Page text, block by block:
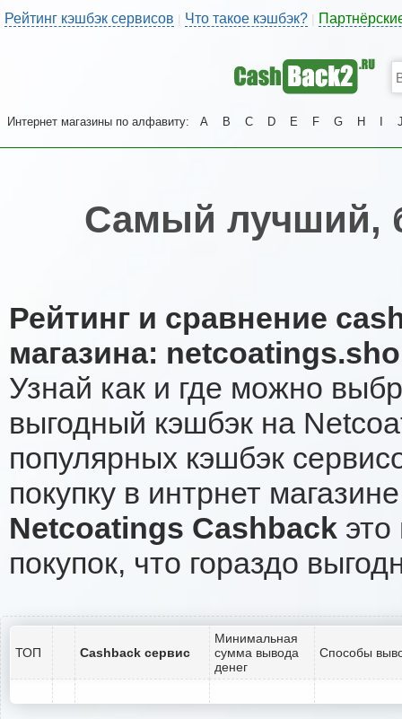
Рейтинг кэшбэк сервисов | Что такое кэшбэк?
Интернет магазины по алфавиту: A B C D E F G H
Самый лучший,
Рейтинг и сравнение
магазина:
Узнай как и где можно
выгодный кэшбэк на
популярных кэшбэк
покупку в интрнет
Netcoatings Cashback
покупок, что гораздо
ТОП Cashback сервис
Минимальная
сумма вывода
денег
Способы